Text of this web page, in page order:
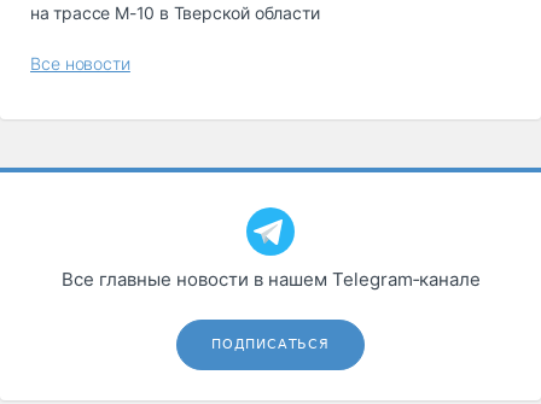
на трассе М-10 в Тверской области
Все новости
Все главные новости в нашем Telegram‑канале
ПОДПИСАТЬСЯ